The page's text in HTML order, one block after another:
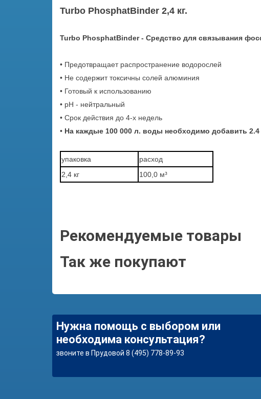
Turbo PhosphatBinder 2,4 кг.
Turbo PhosphatBinder - Средство для связывания
• Предотвращает распространение водорослей
• Не содержит токсичны солей алюминия
• Готовый к использованию
• pH - нейтральный
• Срок действия до 4-х недель
• На каждые 100 000 л. воды необходимо добавить 2.4
упаковка
расход
2,4 кг
100,0 м³
Рекомендуемые товары
Так же покупают
Нужна помощь с выбором или
необходима консультация?
звоните в Прудовой 8 (495) 778-89-93